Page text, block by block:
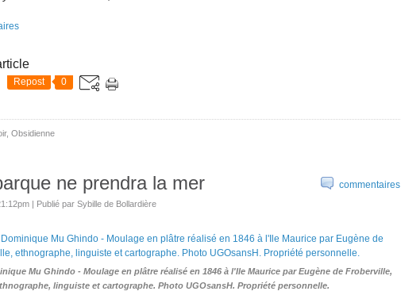
Repost 0
, Obsidienne
commentaires
ne prendra la mer
Publié par Sybille de Bollardière
Mu Ghindo - Moulage en plâtre réalisé en 1846 à l'Ile Maurice par Eugène de Froberville,
linguiste et cartographe. Photo UGOsansH. Propriété personnelle.